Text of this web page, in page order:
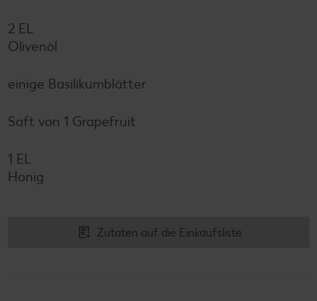
2 EL
Olivenöl
einige Basilikumblätter
Saft von 1 Grapefruit
1 EL
Honig
Zutaten auf die Einkaufsliste